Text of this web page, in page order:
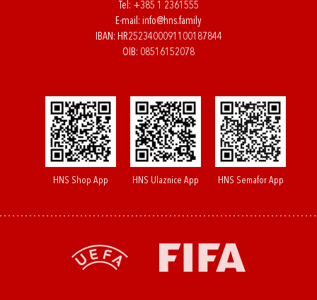
Tel: +385 1 2361555
E-mail: info@hns.family
IBAN: HR2523400091100187844
OIB: 08516152078
HNS Shop App HNS Ulaznice App HNS Semafor App